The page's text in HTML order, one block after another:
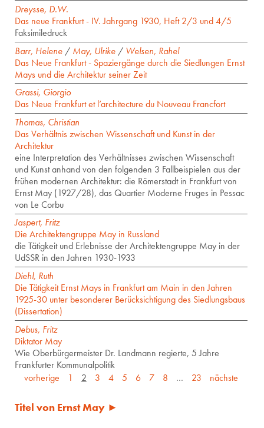
Dreysse, D.W.
Das neue Frankfurt - IV. Jahrgang 1930, Heft 2/3 und 4/5
Faksimiledruck
Barr, Helene / May, Ulrike / Welsen, Rahel
Das Neue Frankfurt - Spaziergänge durch die Siedlungen Ernst
Mays und die Architektur seiner Zeit
Grassi, Giorgio
Das Neue Frankfurt et l’architecture du Nouveau Francfort
Thomas, Christian
Das Verhältnis zwischen Wissenschaft und Kunst in der
Architektur
eine Interpretation des Verhältnisses zwischen Wissenschaft
und Kunst anhand von den folgenden 3 Fallbeispielen aus der
frühen modernen Architektur: die Römerstadt in Frankfurt von
Ernst May (1927/28), das Quartier Moderne Fruges in Pessac
von Le Corbu
Jaspert, Fritz
Die Architektengruppe May in Russland
die Tätigkeit und Erlebnisse der Architektengruppe May in der
UdSSR in den Jahren 1930-1933
Diehl, Ruth
Die Tätigkeit Ernst Mays in Frankfurt am Main in den Jahren
1925-30 unter besonderer Berücksichtigung des Siedlungsbaus
(Dissertation)
Debus, Fritz
Diktator May
Wie Oberbürgermeister Dr. Landmann regierte, 5 Jahre
Frankfurter Kommunalpolitik
vorherige
1 2 3 4 5 6 7 8 … 23 nächste
Titel von Ernst May ►